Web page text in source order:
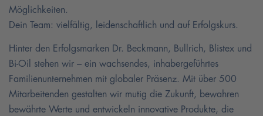
Möglichkeiten.
Dein Team: vielfältig, leidenschaftlich und auf Erfolgskurs.
Hinter den Erfolgsmarken Dr. Beckmann, Bullrich, Blistex und
Bi-Oil stehen wir – ein wachsendes, inhabergeführtes
Familienunternehmen mit globaler Präsenz. Mit über 500
Mitarbeitenden gestalten wir mutig die Zukunft, bewahren
bewährte Werte und entwickeln innovative Produkte, die